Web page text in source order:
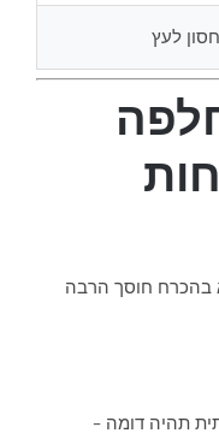
לעץ
החלפה
חוסך הרבה
תהיה דומה –